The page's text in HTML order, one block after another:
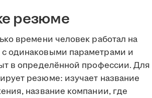
резюме
времени человек работал на
одинаковыми параметрами и
в определённой профессии. Для
резюме: изучает название
название компании, где